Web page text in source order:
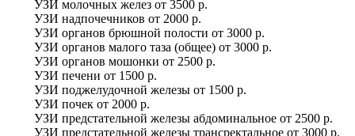
УЗИ молочных желез от 3500 р.
УЗИ надпочечников от 2000 р.
УЗИ органов брюшной полости от 3000 р.
УЗИ органов малого таза (общее) от 3000 р.
УЗИ органов мошонки от 2500 р.
УЗИ печени от 1500 р.
УЗИ поджелудочной железы от 1500 р.
УЗИ почек от 2000 р.
УЗИ предстательной железы абдоминальное от 2500 р.
УЗИ предстательной железы трансректальное от 3000 р.